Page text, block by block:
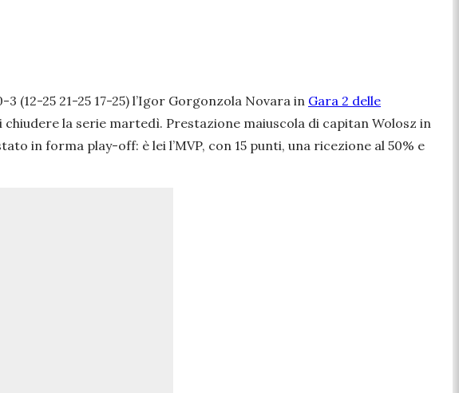
(12-25 21-25 17-25) l’Igor Gorgonzola Novara in Gara 2 delle
la serie martedì. Prestazione maiuscola di capitan Wolosz in
in forma play-off: è lei l’MVP, con 15 punti, una ricezione al 50% e